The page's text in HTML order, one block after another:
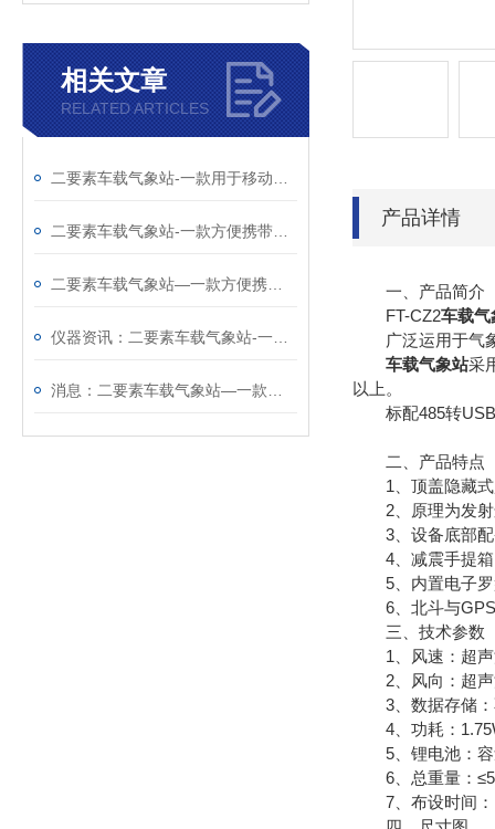
相关文章
RELATED ARTICLES
产品详情
一、产品简介
FT-CZ2车载气
广泛运用于气象
车载气象站采
以上。
标配485转USB
二、产品特点
1、顶盖隐藏式
2、原理为发射
3、设备底部配
4、减震手提箱
5、内置电子罗
6、北斗与GPS
三、技术参数
1、风速：超声
2、风向：超声
3、数据存储：
4、功耗：
5、锂电池：容
6、总重量：
7、布设时间：1